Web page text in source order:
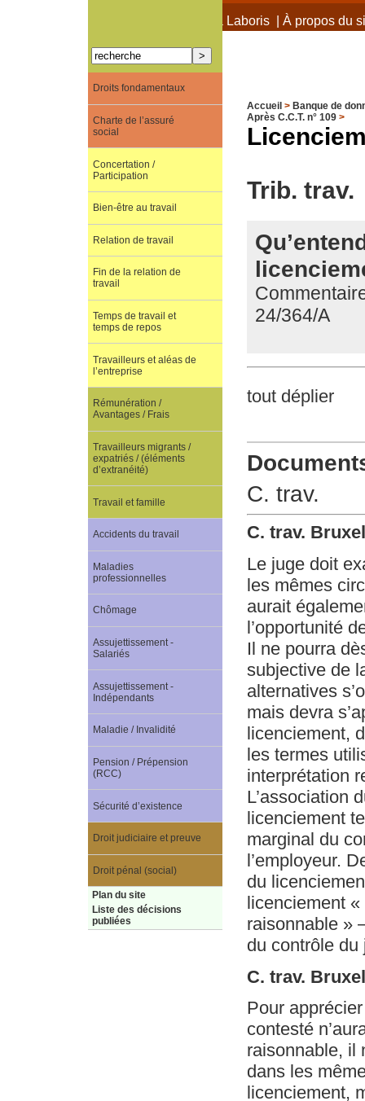
À propos de Terra Laboris| À propos du
Accueil > Banque de
Après C.C.T. n° 109>
Trib. trav.
24/364/A
tout déplier
C. trav.
C. trav.
Le juge doit
les mêmes
aurait
l’opportunité
Il ne pourra
subjective de
alternatives
mais devra
licenciement,
les termes
interprétation
L’association
licenciement
marginal du
l’employeur.
du
licenciement
raisonnable »
du contrôle du
C. trav.
Pour
contesté
raisonnable, il
dans les
licenciement,
Droits fondamentaux
Charte de l’assuré
social
Concertation /
Participation
Bien-être au travail
Relation de travail
Fin de la relation de
travail
Temps de travail et
temps de repos
Travailleurs et aléas de
l’entreprise
Rémunération /
Avantages / Frais
Travailleurs migrants /
expatriés / (éléments
d’extranéité)
Travail et famille
Accidents du travail
Maladies
professionnelles
Chômage
Assujettissement -
Salariés
Assujettissement -
Indépendants
Maladie / Invalidité
Pension / Prépension
(RCC)
Sécurité d’existence
Droit judiciaire et preuve
Droit pénal (social)
Plan du site
Liste des décisions
publiées